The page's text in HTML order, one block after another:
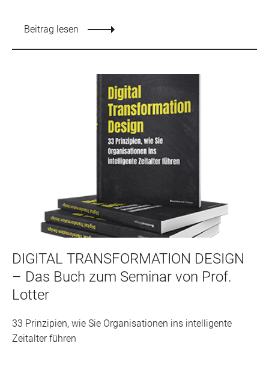
Beitrag lesen
DIGITAL TRANSFORMATION DESIGN
– Das Buch zum Seminar von Prof.
Lotter
33 Prinzipien, wie Sie Organisationen ins intelligente
Zeitalter führen